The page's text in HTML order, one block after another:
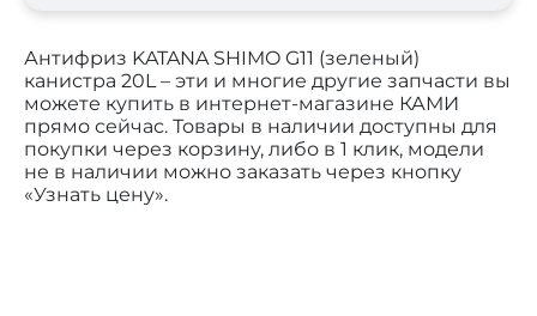
Антифриз KATANA SHIMO G11 (зеленый)
канистра 20L – эти и многие другие запчасти вы
можете купить в интернет-магазине КАМИ
прямо сейчас. Товары в наличии доступны для
покупки через корзину, либо в 1 клик, модели
не в наличии можно заказать через кнопку
«Узнать цену».